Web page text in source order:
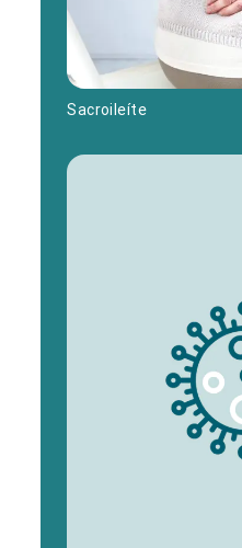
Sacroileíte